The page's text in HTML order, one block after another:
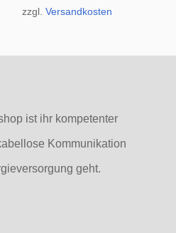
zzgl.Versandkosten
ist ihr kompetenter
Kommunikation
geht.